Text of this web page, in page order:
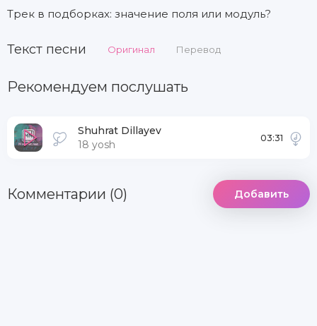
Трек в подборках: значение поля или модуль?
Текст песни Оригинал Перевод
Рекомендуем послушать
Shuhrat Dillayev
18 yosh
03:31
Комментарии (0) Добавить